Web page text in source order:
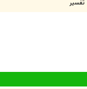
تفسیر